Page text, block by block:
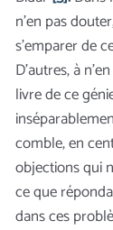
n’en pas
s’emparer de
D’autres, à
livre de ce
comble, en
objections qui
ce que
dans ces